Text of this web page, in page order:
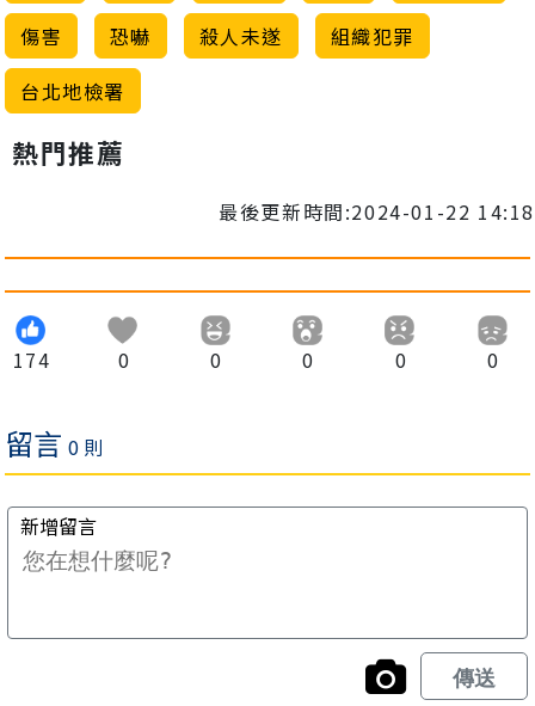
傷害
恐嚇 殺人未遂
組織犯罪
台北地檢署
熱門推薦
最後更新時間:2024-01-22 14:18
174 0 0 0 0 0